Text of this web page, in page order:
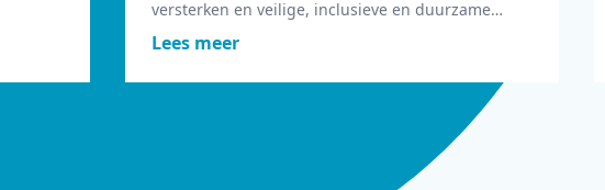
versterken en veilige, inclusieve en duurzame
digitale ontwikkeling mogelijk te maken.
Lees meer